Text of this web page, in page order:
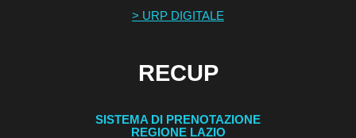
> URP DIGITALE
RECUP
SISTEMA DI PRENOTAZIONE
REGIONE LAZIO